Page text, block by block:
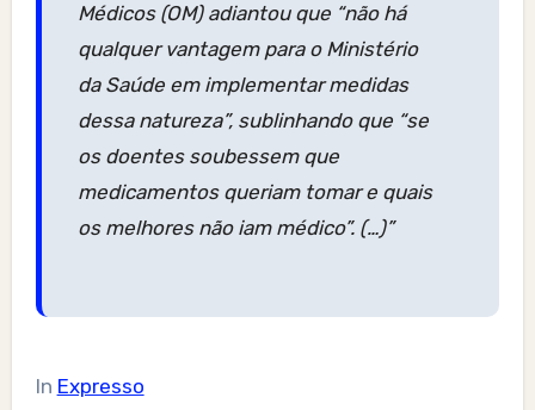
Médicos (OM) adiantou que “não há
qualquer vantagem para o Ministério
da Saúde em implementar medidas
dessa natureza”, sublinhando que “se
os doentes soubessem que
medicamentos queriam tomar e quais
os melhores não iam médico”. (…)”
In Expresso